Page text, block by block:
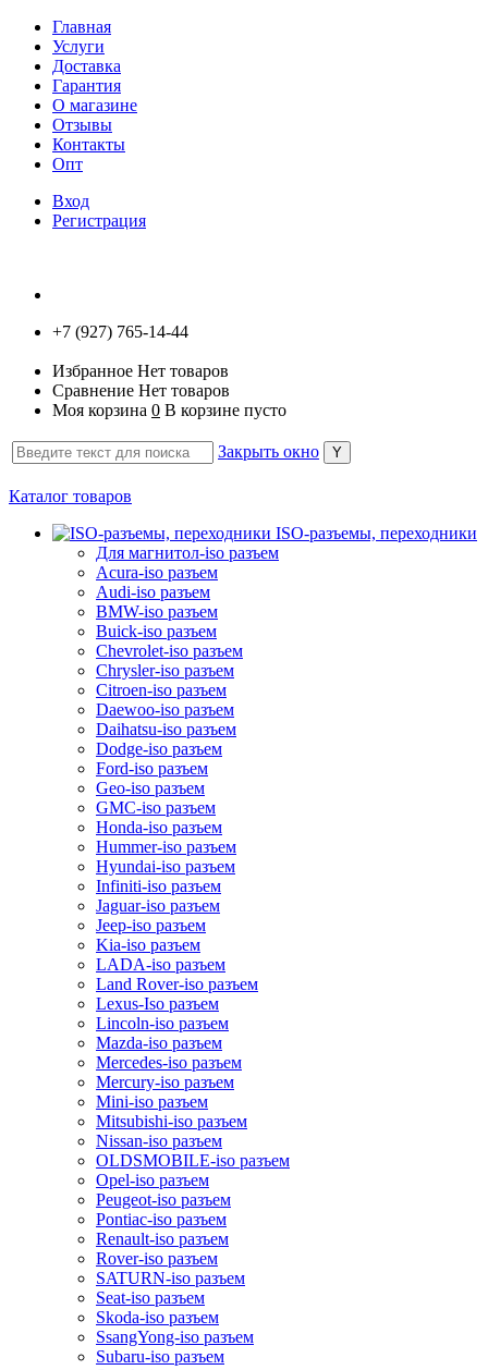
Главная
Услуги
Доставка
Гарантия
О магазине
Отзывы
Контакты
Опт
Вход
Регистрация
+7 (927) 765-14-44
Избранное Нет товаров
Сравнение Нет товаров
Моя корзина 0 В корзине пусто
Закрыть окно
Каталог товаров
ISO-разъемы, переходники
Для магнитол-iso разъем
Acura-iso разъем
Audi-iso разъем
BMW-iso разъем
Buick-iso разъем
Chevrolet-iso разъем
Chrysler-iso разъем
Citroen-iso разъем
Daewoo-iso разъем
Daihatsu-iso разъем
Dodge-iso разъем
Ford-iso разъем
Geo-iso разъем
GMC-iso разъем
Honda-iso разъем
Hummer-iso разъем
Hyundai-iso разъем
Infiniti-iso разъем
Jaguar-iso разъем
Jeep-iso разъем
Kia-iso разъем
LADA-iso разъем
Land Rover-iso разъем
Lexus-Iso разъем
Lincoln-iso разъем
Mazda-iso разъем
Mercedes-iso разъем
Mercury-iso разъем
Mini-iso разъем
Mitsubishi-iso разъем
Nissan-iso разъем
OLDSMOBILE-iso разъем
Opel-iso разъем
Peugeot-iso разъем
Pontiac-iso разъем
Renault-iso разъем
Rover-iso разъем
SATURN-iso разъем
Seat-iso разъем
Skoda-iso разъем
SsangYong-iso разъем
Subaru-iso разъем